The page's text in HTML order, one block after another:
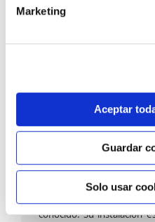
Marketing
Aceptar
Guardar
Solo usar
barniz multiadherente
fuegos, se recomienda
dado que el frotar en
colocación es cola en
colocación es fácil rápida y
Papel pintado calidad
Formado por una capa
conocido. Su instalación